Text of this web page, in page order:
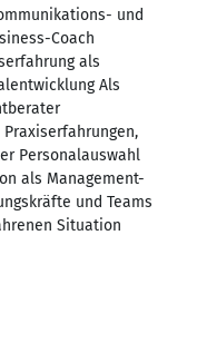
und
Coach
als
Als
Personalauswahl
als Management-
und Teams
Situation